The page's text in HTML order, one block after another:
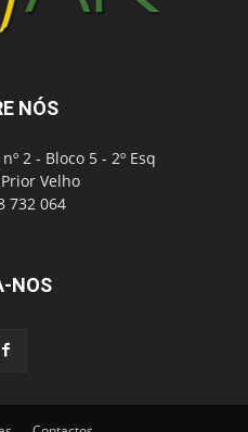
NÓS
2 - Bloco 5 - 2º Esq
Velho
732 064
NOS